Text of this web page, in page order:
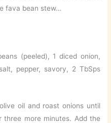
fava bean stew…
(peeled), 1 diced onion,
pepper, savory, 2 TbSps
oil and roast onions until
three more minutes. Add the